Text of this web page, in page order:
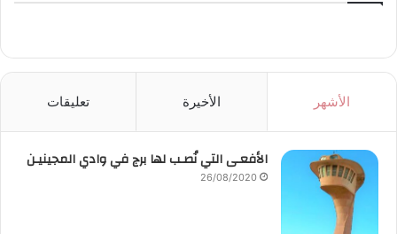
الأشهر الأخيرة تعليقات
الأفعـى التي نُصـب لها برج في وادي المجينيـن
26/08/2020